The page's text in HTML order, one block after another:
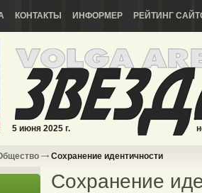
КОНТАКТЫ ИНФОРМЕР РЕЙТИНГ
5 июня 2025 г.
Сохранение идентичности
Сохранение